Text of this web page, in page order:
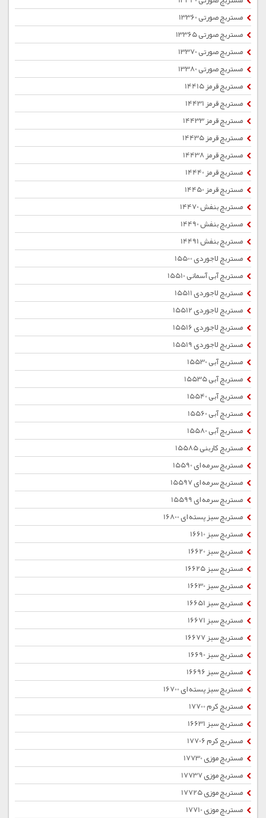
مستربچ صورتی 13360
مستربچ صورتی 13365
مستربچ صورتی 13370
مستربچ صورتی 13380
مستربچ قرمز 14415
مستربچ قرمز 14431
مستربچ قرمز 14433
مستربچ قرمز 14435
مستربچ قرمز 14438
مستربچ قرمز 14440
مستربچ قرمز 14450
مستربچ بنفش 14470
مستربچ بنفش 14490
مستربچ بنفش 14491
مستربچ لاجوردی 15500
مستربچ آبی آسمانی 15510
مستربچ لاجوردی 15511
مستربچ لاجوردی 15512
مستربچ لاجوردی 15516
مستربچ لاجوردی 15519
مستربچ آبی 15530
مستربچ آبی 15535
مستربچ آبی 15540
مستربچ آبی 15560
مستربچ آبی 15580
مستربچ کاربنی 15585
مستربچ سرمه ای 15590
مستربچ سرمه ای 15597
مستربچ سرمه ای 15599
مستربچ سبز پسته ای 16800
مستربچ سبز 16610
مستربچ سبز 16620
مستربچ سبز 16625
مستربچ سبز 16630
مستربچ سبز 16651
مستربچ سبز 16671
مستربچ سبز 16677
مستربچ سبز 16690
مستربچ سبز 16696
مستربچ سبز پسته ای 16700
مستربچ کرم 17700
مستربچ سبز 16631
مستربچ کرم 17706
مستربچ موزی 17730
مستربچ موزی 17737
مستربچ موزی 17725
مستربچ موزی 17710